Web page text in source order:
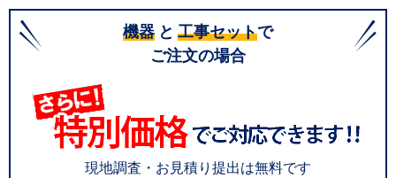
機器 と 工事セットで
ご注文の場合
現地調査・お見積り提出は無料です